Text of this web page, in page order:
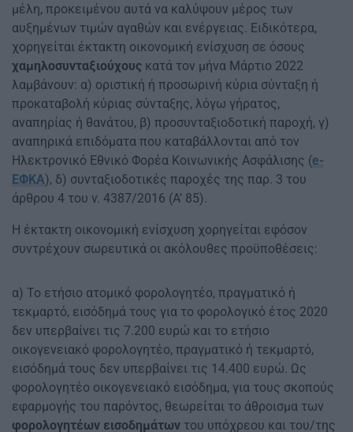
μέλη, προκειμένου αυτά να καλύψουν μέρος των
αυξημένων τιμών αγαθών και ενέργειας. Ειδικότερα,
χορηγείται έκτακτη οικονομική ενίσχυση σε όσους
χαμηλοσυνταξιούχους κατά τον μήνα Μάρτιο 2022
λαμβάνουν: α) οριστική ή προσωρινή κύρια σύνταξη ή
προκαταβολή κύριας σύνταξης, λόγω γήρατος,
αναπηρίας ή θανάτου, β) προσυνταξιοδοτική παροχή, γ)
αναπηρικά επιδόματα που καταβάλλονται από τον
Ηλεκτρονικό Εθνικό Φορέα Κοινωνικής Ασφάλισης (e-
ΕΦΚΑ), δ) συνταξιοδοτικές παροχές της παρ. 3 του
άρθρου 4 του ν. 4387/2016 (Α’ 85).
Η έκτακτη οικονομική ενίσχυση χορηγείται εφόσον
συντρέχουν σωρευτικά οι ακόλουθες προϋποθέσεις:
α) Το ετήσιο ατομικό φορολογητέο, πραγματικό ή
τεκμαρτό, εισόδημά τους για το φορολογικό έτος 2020
δεν υπερβαίνει τις 7.200 ευρώ και το ετήσιο
οικογενειακό φορολογητέο, πραγματικό ή τεκμαρτό,
εισόδημά τους δεν υπερβαίνει τις 14.400 ευρώ. Ως
φορολογητέο οικογενειακό εισόδημα, για τους σκοπούς
εφαρμογής του παρόντος, θεωρείται το άθροισμα των
φορολογητέων εισοδημάτων του υπόχρεου και του/της